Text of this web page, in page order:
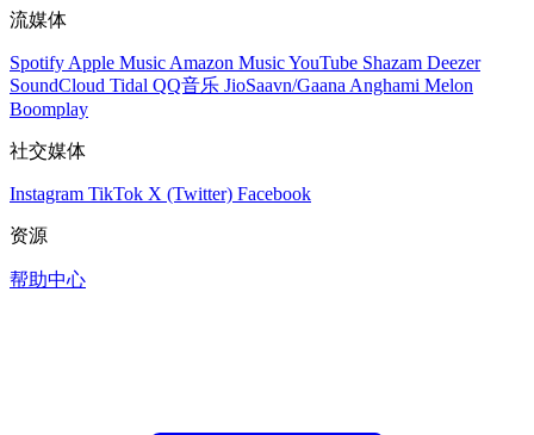
流媒体
Spotify Apple Music Amazon MusicYouTube Shazam Deezer
SoundCloud Tidal QQ音乐 JioSaavn/Gaana Anghami Melon
Boomplay
社交媒体
Instagram TikTok X (Twitter) Facebook
资源
帮助中心